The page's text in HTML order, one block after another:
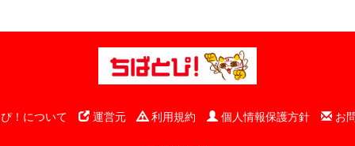
！について 運営元 利用規約 個人情報保護方針 お